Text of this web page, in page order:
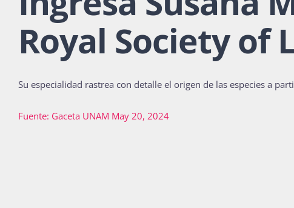
Royal Society of
Su especialidad rastrea con detalle el origen de las especies a
Fuente: Gaceta UNAM May 20, 2024